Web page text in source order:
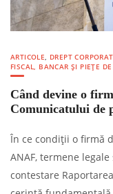
ARTICOLE, DREPT
FISCAL, BANCAR ȘI PIEȚE
Când devine o
Comunicatului de
În ce condiții o firmă
ANAF, termene
contestare